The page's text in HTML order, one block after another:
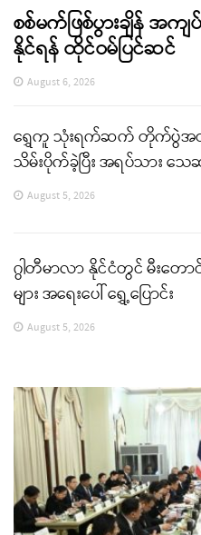
စစ်မက်ဖြစ်ပွားချိန် အ
နိုင်ရန် ထိုင်ဝမ်ပြင်ဆင်
August 6, 2026
ရွှေကူ သုံးရက်ဆက် တိုက်ပွဲအတွ
သိမ်းပိုက်ခဲ့ပြီး အရပ်သား သေဆုံ
August 5, 2026
ဂွါတီမာလာ နိုင်ငံတွင် မီးတော
များ အရေးပေါ် ရွှေ့ပြောင်း
August 5, 2026